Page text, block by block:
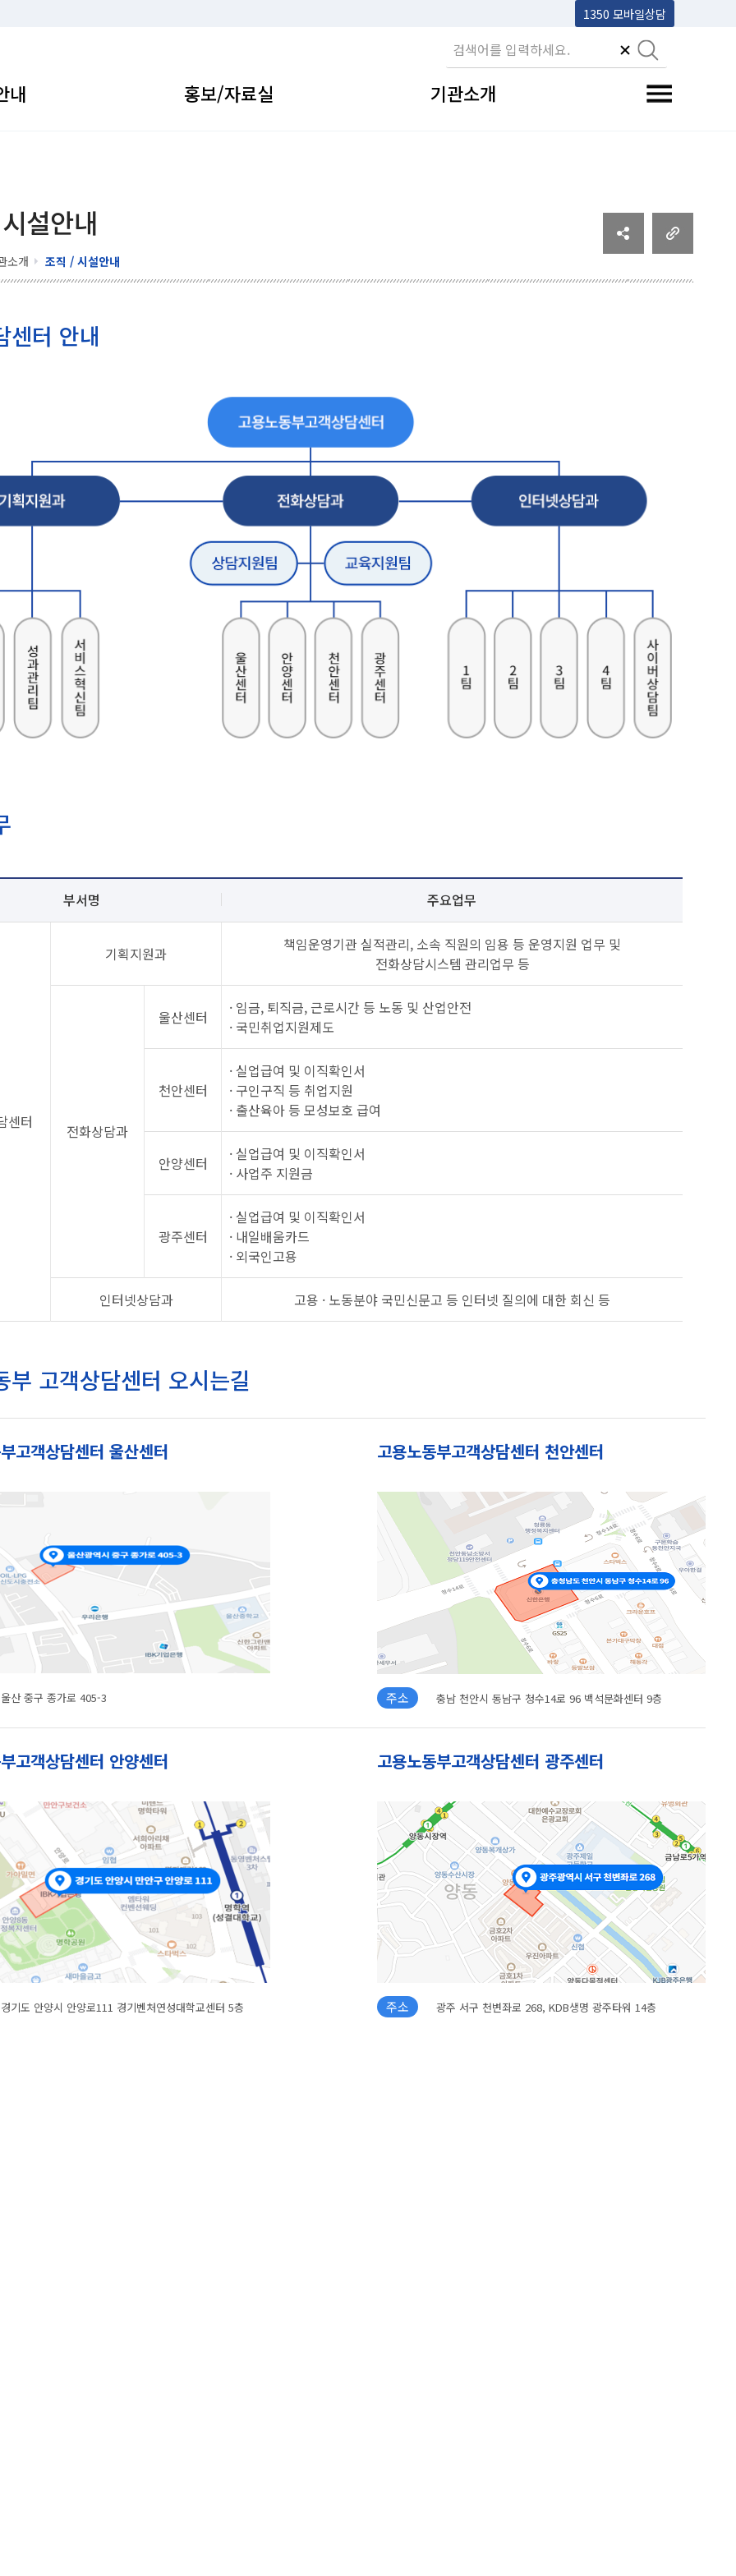
1350 모바일상담
내 홍보/자료실 기관소개 전체메뉴 토글
설안내
소개 조직 / 시설안내
센터 안내
부서명 주요업무
센터
기획지원과
책임운영기관 실적관리, 소속 직원의 임용 등 운영지원 업무 및
전화상담시스템 관리업무 등
전화상담과
울산센터
· 임금, 퇴직금, 근로시간 등 노동 및 산업안전
· 국민취업지원제도
천안센터
· 실업급여 및 이직확인서
· 구인구직 등 취업지원
· 출산육아 등 모성보호 급여
안양센터
· 실업급여 및 이직확인서
· 사업주 지원금
광주센터
· 실업급여 및 이직확인서
· 내일배움카드
· 외국인고용
인터넷상담과 고용 · 노동분야 국민신문고 등 인터넷 질의에 대한 회신 등
부 고객상담센터 오시는길
고객상담센터 울산센터
울산 중구 종가로 405-3
고용노동부고객상담센터 천안센터
주소 충남 천안시 동남구 청수14로 96 백석문화센터 9층
고객상담센터 안양센터
경기도 안양시 안양로111 경기벤처연성대학교센터 5층
고용노동부고객상담센터 광주센터
주소 광주 서구 천변좌로 268, KDB생명 광주타워 14층